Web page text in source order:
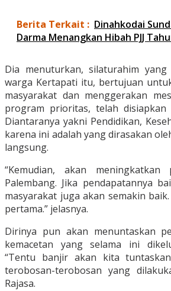
Berita Terkait : Dinahkodai
Darma Menangkan Hibah PJJ
Dia menuturkan, silaturahim yang
warga Kertapati itu, bertujuan
masyarakat dan menggerakan
program prioritas, telah disiapkan
Diantaranya yakni Pendidikan,
karena ini adalah yang dirasakan
langsung.
“Kemudian, akan meningkatkan
Palembang. Jika pendapatannya
masyarakat juga akan semakin
pertama.” jelasnya.
Dirinya pun akan menuntaskan
kemacetan yang selama ini
“Tentu banjir akan kita
terobosan-terobosan yang
Rajasa.